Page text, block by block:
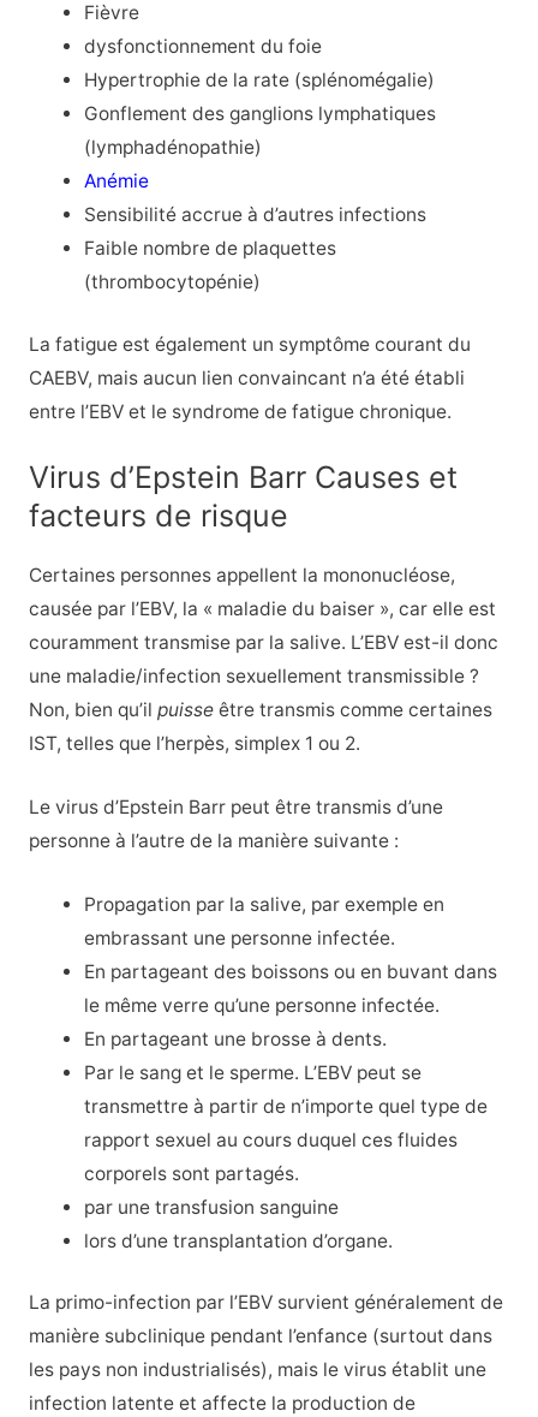
Fièvre
dysfonctionnement du foie
Hypertrophie de la rate (splénomégalie)
Gonflement des ganglions lymphatiques
(lymphadénopathie)
Anémie
Sensibilité accrue à d’autres infections
Faible nombre de plaquettes
(thrombocytopénie)
La fatigue est également un symptôme courant du
CAEBV, mais aucun lien convaincant n’a été établi
entre l’EBV et le syndrome de fatigue chronique.
Virus d’Epstein Barr Causes et
facteurs de risque
Certaines personnes appellent la mononucléose,
causée par l’EBV, la « maladie du baiser », car elle est
couramment transmise par la salive. L’EBV est-il donc
une maladie/infection sexuellement transmissible ?
Non, bien qu’il puisseêtre transmis comme certaines
IST, telles que l’herpès, simplex 1 ou 2.
Le virus d’Epstein Barr peut être transmis d’une
personne à l’autre de la manière suivante :
Propagation par la salive, par exemple en
embrassant une personne infectée.
En partageant des boissons ou en buvant dans
le même verre qu’une personne infectée.
En partageant une brosse à dents.
Par le sang et le sperme. L’EBV peut se
transmettre à partir de n’importe quel type de
rapport sexuel au cours duquel ces fluides
corporels sont partagés.
par une transfusion sanguine
lors d’une transplantation d’organe.
La primo-infection par l’EBV survient généralement de
manière subclinique pendant l’enfance (surtout dans
les pays non industrialisés), mais le virus établit une
infection latente et affecte la production de